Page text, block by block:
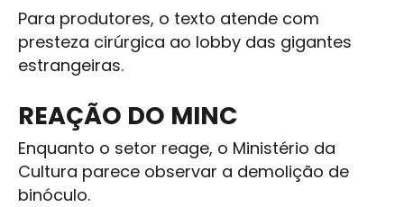
Para produtores, o texto atende com
presteza cirúrgica ao lobby das gigantes
estrangeiras.
REAÇÃO DO MINC
Enquanto o setor reage, o Ministério da
Cultura parece observar a demolição de
binóculo.